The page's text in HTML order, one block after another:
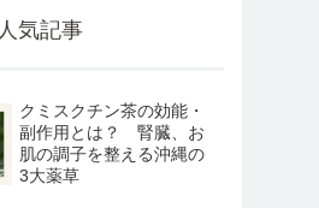
人気記事
クミスクチン茶の効能・
副作用とは？ 腎臓、お
肌の調子を整える沖縄の
3大薬草